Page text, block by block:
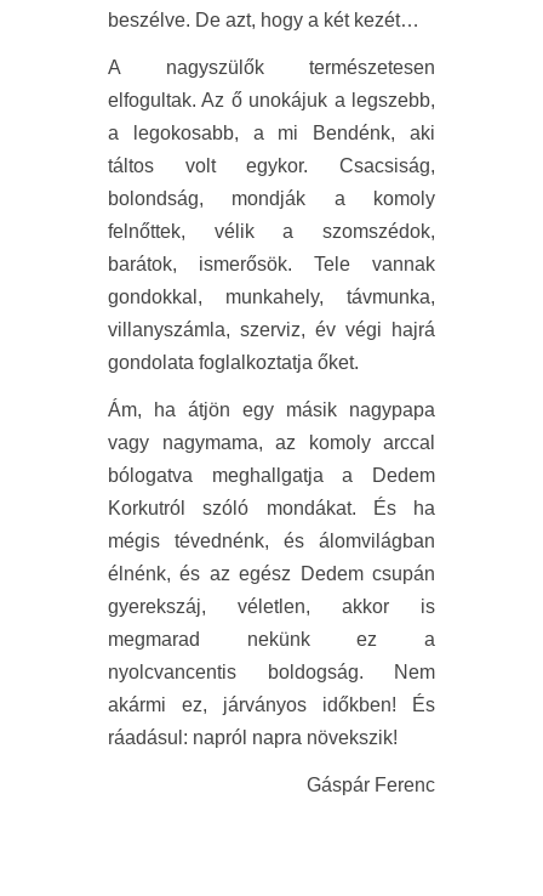
beszélve. De azt, hogy a két kezét…
A nagyszülők természetesen
elfogultak. Az ő unokájuk a legszebb,
a legokosabb, a mi Bendénk, aki
táltos volt egykor. Csacsiság,
bolondság, mondják a komoly
felnőttek, vélik a szomszédok,
barátok, ismerősök. Tele vannak
gondokkal, munkahely, távmunka,
villanyszámla, szerviz, év végi hajrá
gondolata foglalkoztatja őket.
Ám, ha átjön egy másik nagypapa
vagy nagymama, az komoly arccal
bólogatva meghallgatja a Dedem
Korkutról szóló mondákat. És ha
mégis tévednénk, és álomvilágban
élnénk, és az egész Dedem csupán
gyerekszáj, véletlen, akkor is
megmarad nekünk ez a
nyolcvancentis boldogság. Nem
akármi ez, járványos időkben! És
ráadásul: napról napra növekszik!
Gáspár Ferenc